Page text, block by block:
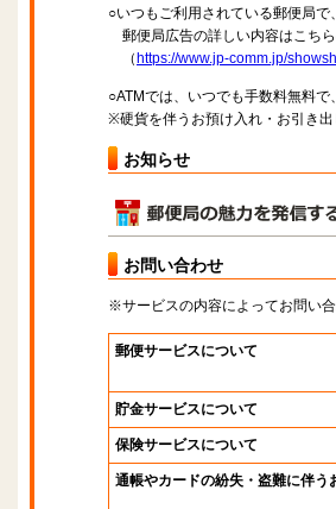
○いつもご利用されている郵便局
郵便局広告の詳しい内容はこち
（ https://www.jp-comm.jp/
○ATMでは、いつでも手数料無料
※硬貨を伴うお預け入れ・お引き
お知らせ
お問い合わせ
※サービスの内容によってお問い
郵便サービスについて
貯金サービスについて
保険サービスについて
通帳やカードの紛失・盗難に伴う